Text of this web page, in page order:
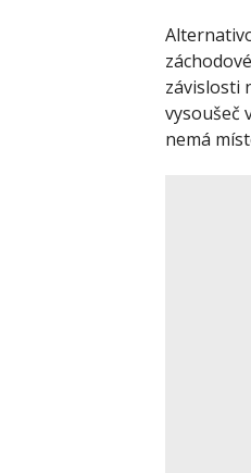
závislosti
vysoušeč
nemá